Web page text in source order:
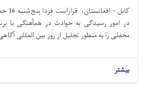
در امور رسیدگی به حوادث در همآهنگی با
محفلی را به منظور تجلیل از روز بین المللی
بیشتر